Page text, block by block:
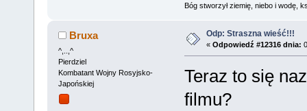
Bóg stworzył ziemię, niebo i wodę,
Bruxa
^,..,^
Pierdziel
Kombatant Wojny Rosyjsko-
Japońskiej
Odp: Straszna wieść!!!
« Odpowiedź #12316 dnia:
Teraz to się
filmu?